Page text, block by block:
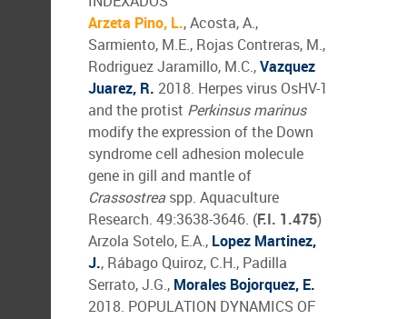
Arzeta Pino, L., Acosta, A.,
Sarmiento, M.E., Rojas Contreras, M.,
Rodriguez Jaramillo, M.C.,Vazquez
Juarez, R. 2018. Herpes virus OsHV-1
and the protist Perkinsus marinus
modify the expression of the Down
syndrome cell adhesion molecule
gene in gill and mantle of
Crassostreaspp. Aquaculture
Research. 49:3638-3646. (F.I. 1.475)
Arzola Sotelo, E.A., Lopez Martinez,
J., Rábago Quiroz, C.H., Padilla
Serrato, J.G., Morales Bojorquez, E.
2018. POPULATION DYNAMICS OF